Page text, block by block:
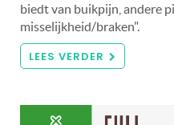
biedt van buikpijn, andere
misselijkheid/braken".
LEES VERDER